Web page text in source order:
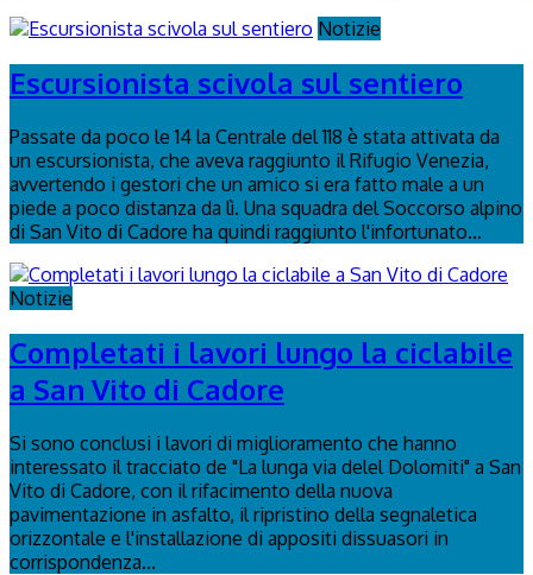
Notizie
Escursionista scivola sul sentiero
Passate da poco le 14 la Centrale del 118 è stata attivata da
un escursionista, che aveva raggiunto il Rifugio Venezia,
avvertendo i gestori che un amico si era fatto male a un
piede a poco distanza da lì. Una squadra del Soccorso alpino
di San Vito di Cadore ha quindi raggiunto l'infortunato...
Notizie
Completati i lavori lungo la ciclabile
a San Vito di Cadore
Si sono conclusi i lavori di miglioramento che hanno
interessato il tracciato de "La lunga via delel Dolomiti" a San
Vito di Cadore, con il rifacimento della nuova
pavimentazione in asfalto, il ripristino della segnaletica
orizzontale e l'installazione di appositi dissuasori in
corrispondenza...